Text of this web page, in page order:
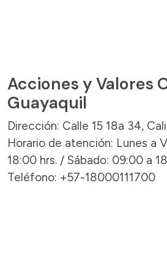
Acciones y Valores
Guayaquil
Dirección: Calle 15 18a 34, Cali
Horario de atención: Lunes a
18:00 hrs. / Sábado: 09:00 a
Teléfono: +57-18000111700